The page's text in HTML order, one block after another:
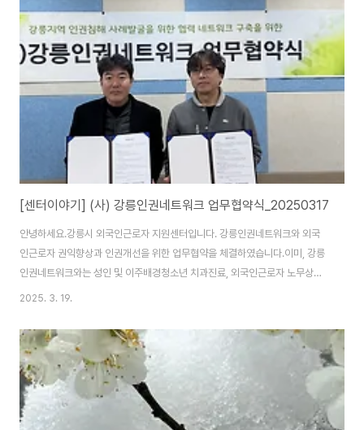
보내면 좋겠다라고 건의해서 이것이 되겠어라고 생각하면서 시작했었습니다.
걱정은 되었지만 누가 입어도 잘 입을 옷이었기에 활동가에게 스키복은 전달
했습니다~ 이 옷이 잘 전달 되었다면서, 사진을 보내주었습니다. 사진을 보아
하니, 추운 계절은 아닌가 봅니다. 여름을 지나 날씨가 쌀쌀해지..
[센터이야기] (사) 강릉인권네트워크 업무협약식_20250317
안녕하세요.강릉시 외국인근로자 지원센터입니다. 강릉인권네트워크와 외국
인근로자 권익향상과 인권개선을 위한 업무협약을 체결하였습니다.이미, 강릉
인권네트워크와는 성인 및 이주배경청소년 치과진료, 외국인근로자 노무상담
에서 협력해 오고 있었습니다. 이번 업무협약으로 강릉지역 인권침해 사례발굴
않은 외국인근로자의 인권침해를 접하고 있어서, 이런 사례를 모아 외국인근로
자가 살기 좋은 강릉을 만들어갈 계획입니다.
2025. 3. 19.